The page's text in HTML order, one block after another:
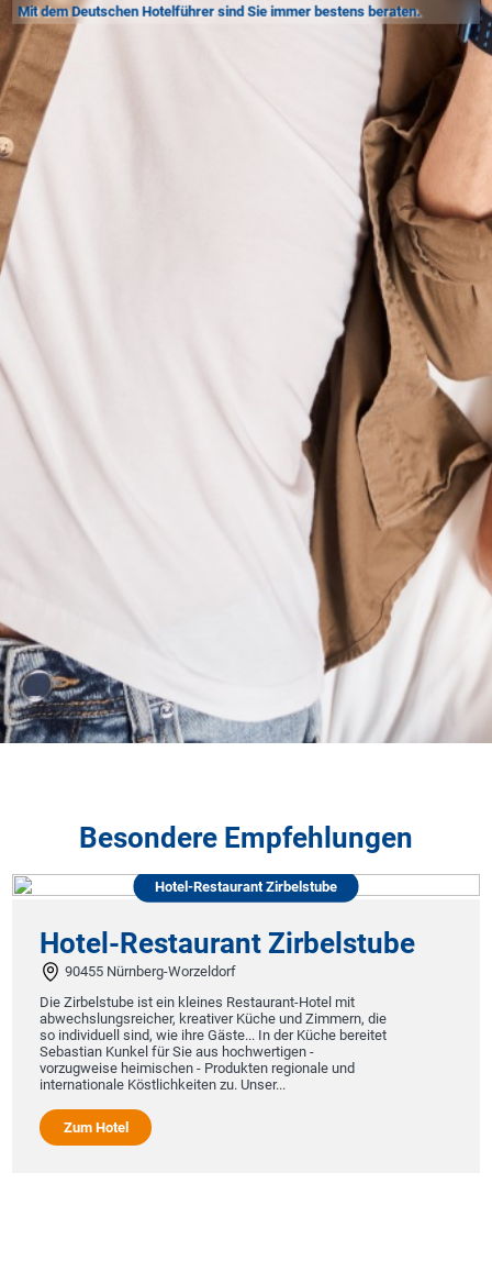
Mit dem Deutschen Hotelführer sind Sie immer bestens beraten.
Besondere Empfehlungen
Hotel-Restaurant Zirbelstube
Restaurant Zirbelstube
Nürnberg-Worzeldorf
ist ein kleines Restaurant-Hotel mit
kreativer Küche und Zimmern, die
sind, wie ihre Gäste... In der Küche bereitet
Kunkel für Sie aus hochwertigen -
heimischen - Produkten regionale und
Köstlichkeiten zu. Unser...
Hotel